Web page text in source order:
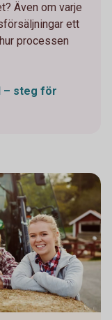
Även om varje
ett
processen
– steg för